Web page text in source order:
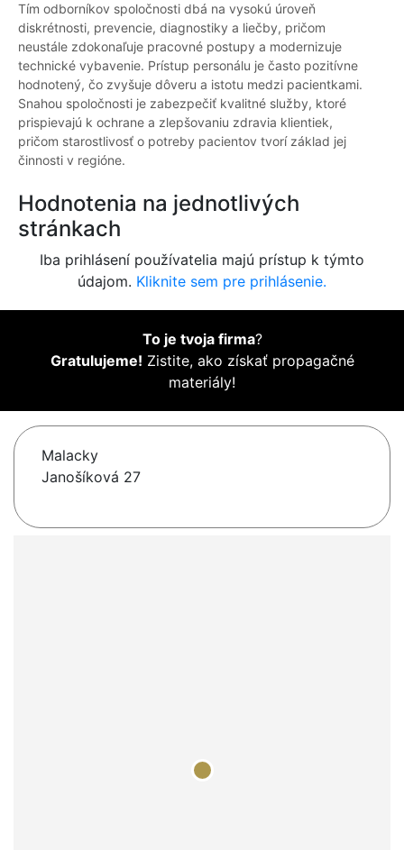
Tím odborníkov spoločnosti dbá na vysokú úroveň
diskrétnosti, prevencie, diagnostiky a liečby, pričom
neustále zdokonaľuje pracovné postupy a modernizuje
technické vybavenie. Prístup personálu je často pozitívne
hodnotený, čo zvyšuje dôveru a istotu medzi pacientkami.
Snahou spoločnosti je zabezpečiť kvalitné služby, ktoré
prispievajú k ochrane a zlepšovaniu zdravia klientiek,
pričom starostlivosť o potreby pacientov tvorí základ jej
činnosti v regióne.
Hodnotenia na jednotlivých
stránkach
Iba prihlásení používatelia majú prístup k týmto
údajom. Kliknite sem pre prihlásenie.
To je tvoja firma?
Gratulujeme! Zistite, ako získať propagačné
materiály!
Malacky
Janošíková 27